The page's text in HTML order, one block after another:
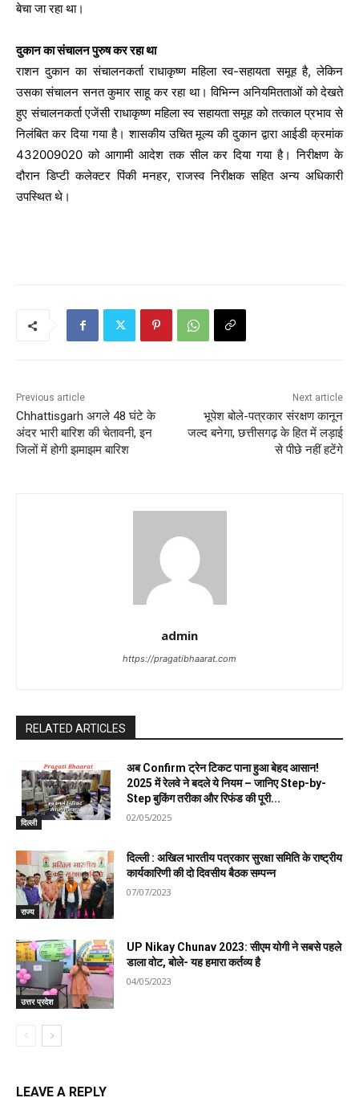
बेचा जा रहा था।
दुकान का संचालन पुरुष कर रहा था
राशन दुकान का संचालनकर्ता राधाकृष्ण महिला स्व-सहायता समूह है, लेकिन
उसका संचालन सनत कुमार साहू कर रहा था। विभिन्न अनियमितताओं को देखते
हुए संचालनकर्ता एजेंसी राधाकृष्ण महिला स्व सहायता समूह को तत्काल प्रभाव से
निलंबित कर दिया गया है। शासकीय उचित मूल्य की दुकान द्वारा आईडी क्रमांक
432009020 को आगामी आदेश तक सील कर दिया गया है। निरीक्षण के
दौरान डिप्टी कलेक्टर पिंकी मनहर, राजस्व निरीक्षक सहित अन्य अधिकारी
उपस्थित थे।
Previous article
Chhattisgarh अगले 48 घंटे के
अंदर भारी बारिश की चेतावनी, इन
जिलों में होगी झमाझम बारिश
Next article
भूपेश बोले-पत्रकार संरक्षण कानून
जल्द बनेगा, छत्तीसगढ़ के हित में लड़ाई
से पीछे नहीं हटेंगे
admin
https://pragatibhaarat.com
RELATED ARTICLES
दिल्ली
अब Confirm ट्रेन टिकट पाना हुआ बेहद आसान!
2025 में रेलवे ने बदले ये नियम – जानिए Step-by-
Step बुकिंग तरीका और रिफंड की पूरी...
02/05/2025
राज्य
दिल्ली : अखिल भारतीय पत्रकार सुरक्षा समिति के राष्ट्रीय
कार्यकारिणी की दो दिवसीय बैठक सम्पन्न
07/07/2023
उत्तर प्रदेश
UP Nikay Chunav 2023: सीएम योगी ने सबसे पहले
डाला वोट, बोले- यह हमारा कर्तव्य है
04/05/2023
LEAVE A REPLY